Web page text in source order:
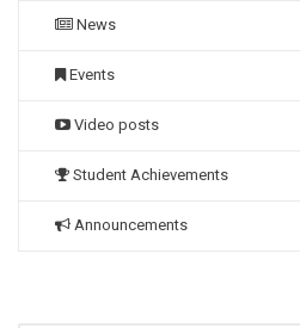
News
Events
Video posts
Student Achievements
Announcements